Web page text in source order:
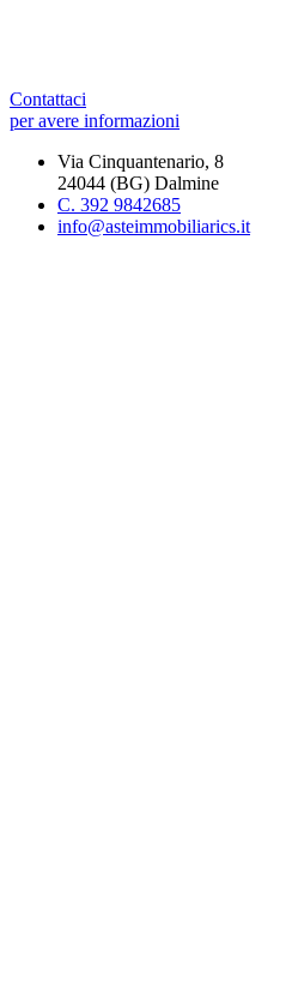
Contattaci
per avere informazioni
Via Cinquantenario, 8
24044 (BG) Dalmine
C. 392 9842685
info@asteimmobiliarics.it